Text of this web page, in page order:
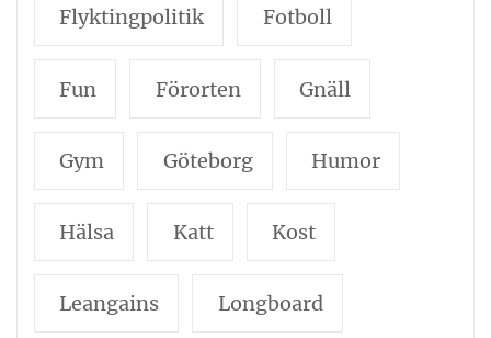
Flyktingpolitik Fotboll
Fun Förorten Gnäll
Gym Göteborg Humor
Hälsa Katt Kost
Leangains Longboard